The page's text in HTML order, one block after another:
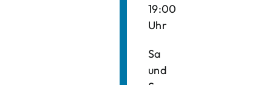
19:00
Uhr
Sa
und